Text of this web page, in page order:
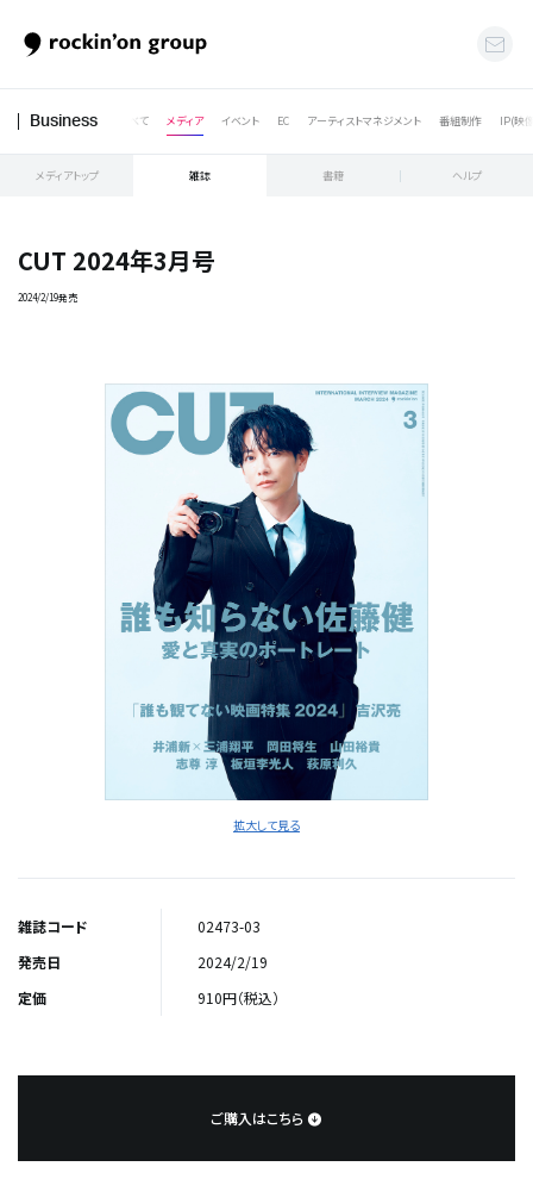
Business すべて メディア イベント EC アーティストマネジメント 番組制作 IP(映
メディアトップ 雑誌 書籍 ヘルプ
CUT 2024年3月号
2024/2/19発売
拡大して見る
雑誌コード
02473-03
発売日
2024/2/19
定価
910円（税込）
ご購入はこちら